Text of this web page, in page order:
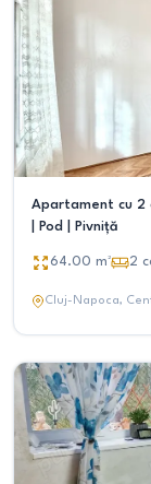
Apartament cu 2
| Pod | Pivniță
64.00 m² 2
Cluj-Napoca,